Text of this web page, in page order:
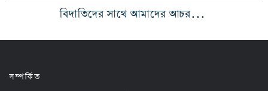
বিদাতিদের সাথে আমাদের আচরণ কি হবে?
সম্পর্কিত